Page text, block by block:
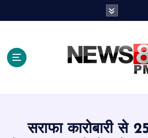
सराफा कारोबारी से